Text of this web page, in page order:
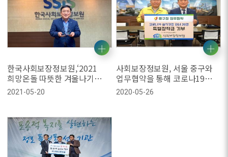
한국사회보장정보원,‘2021
희망온돌 따뜻한 겨울나기
사업’우수기부 표창
2021-05-20
사회보장정보원, 서울 중구와
업무협약을 통해 코로나19
실직가정 청소년에게 장학금
후원
2020-05-26